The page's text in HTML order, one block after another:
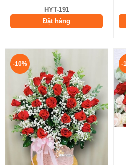
HYT-191
Đặt hàng
-10% -